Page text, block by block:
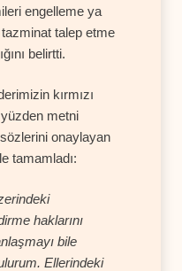
engelleme ya
talep etme
belirtti.
kırmızı
metni
onaylayan
tamamladı:
haklarını
bile
Ellerindeki